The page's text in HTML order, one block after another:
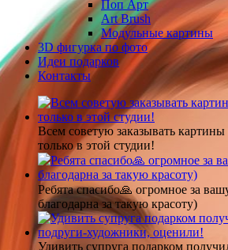
Поп Арт
Art Brush
Модульные картины
3D фигурка по фото
Идеи подарков
Контакты
Всем советую заказывать
только в этой студии!
Ребята спасибо🙏 огромное за
благодарна за такую красоту)
Удивить супруга подарком